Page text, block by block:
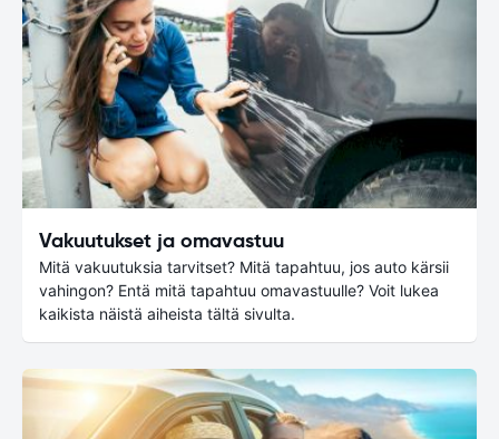
Vakuutukset ja omavastuu
Mitä vakuutuksia tarvitset? Mitä tapahtuu, jos auto kärsii
vahingon? Entä mitä tapahtuu omavastuulle? Voit lukea
kaikista näistä aiheista tältä sivulta.